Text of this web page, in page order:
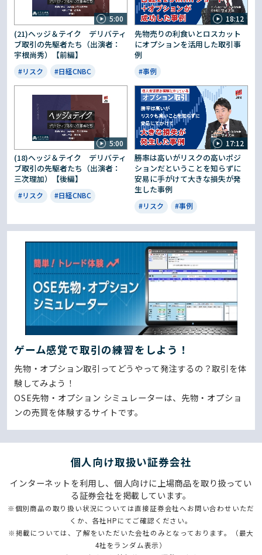
5:00
(21)ヘッジ＆テイク デリバティ
ブ取引の先駆者たち（出演者：
宇根尚秀）【前編】
#リスク #日経CNBC
18:12
先物売りの利食いとロスカット
にオプションを活用した取引事
例
#事例
5:00
(18)ヘッジ＆テイク デリバティ
ブ取引の先駆者たち（出演者：
三次理加）【後編】
#リスク #日経CNBC
17:12
勝率は高いがリスクの高いポジ
ションだということを知らずに
安易に手がけて大きな損失が発
生した事例
#リスク #事例
ゲーム感覚で取引の練習をしよう！
先物・オプション取引ってどうやって発注するの？取引を体
験してみよう！
OSE先物・オプション シミュレーターは、先物・オプショ
ンの売買を体験するサイトです。
個⼈向け取扱い証券会社
インターネットを利用し、個人向けに上場商品を取り扱ってい
る証券会社を掲載しています。
※個別商品の取り扱い状況については直接証券会社へお問い合わせいただ
くか、各社HPにてご確認ください。
※掲載については、了解をいただいた会社のみとなっております。（最大
4社をランダム表示）